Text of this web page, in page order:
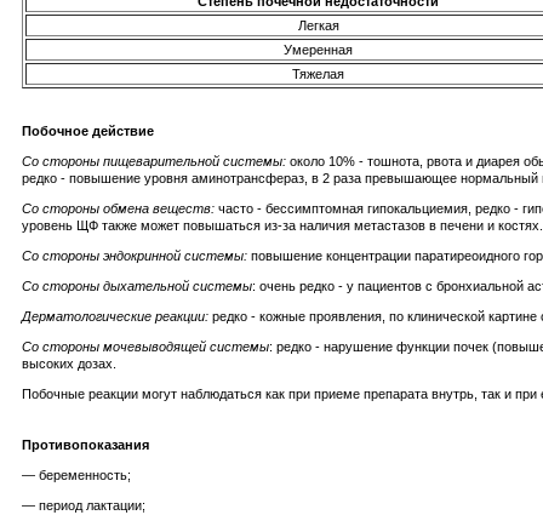
Легкая
Умеренная
Тяжелая
Побочное действие
Со стороны пищеварительной системы: около 10% - тошнота, рвота и диарея
редко - повышение уровня аминотрансфераз, в 2 раза превышающее
Со стороны обмена веществ: часто - бессимптомная гипокальциемия, редко -
уровень ЩФ также может повышаться из-за наличия метастазов в печени и костях.
Со стороны эндокринной системы: повышение концентрации паратиреоидного
Со стороны дыхательной системы: очень редко - у пациентов с бронхиальной
Дерматологические реакции: редко - кожные проявления, по клинической
Со стороны мочевыводящей системы: редко - нарушение функции почек
высоких дозах.
Побочные реакции могут наблюдаться как при приеме препарата внутрь, так и
Противопоказания
— беременность;
— период лактации;